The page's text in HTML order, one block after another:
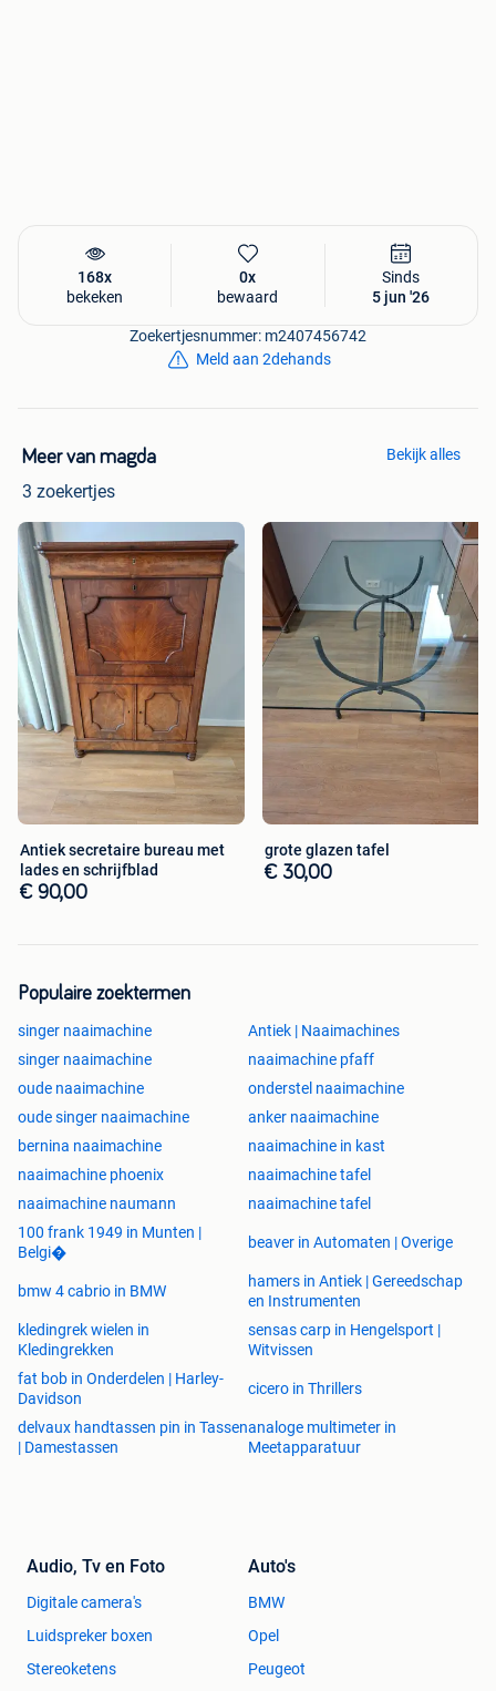
168x
bekeken
0x
bewaard
Sinds
5 jun '26
Zoekertjesnummer: m2407456742
Meld aan 2dehands
Meer van magda
3 zoekertjes
Bekijk alles
Antiek secretaire bureau met
lades en schrijfblad
€ 90,00
grote glazen tafel
€ 30,00
Populaire zoektermen
singer naaimachine
Antiek | Naaimachines
singer naaimachine
naaimachine pfaff
oude naaimachine
onderstel naaimachine
oude singer naaimachine
anker naaimachine
bernina naaimachine
naaimachine in kast
naaimachine phoenix
naaimachine tafel
naaimachine naumann
naaimachine tafel
100 frank 1949 in Munten |
Belgi�
beaver in Automaten | Overige
bmw 4 cabrio in BMW
hamers in Antiek | Gereedschap
en Instrumenten
kledingrek wielen in
Kledingrekken
sensas carp in Hengelsport |
Witvissen
fat bob in Onderdelen | Harley-
Davidson
cicero in Thrillers
delvaux handtassen pin in Tassen
| Damestassen
analoge multimeter in
Meetapparatuur
Audio, Tv en Foto
Digitale camera's
Luidspreker boxen
Stereoketens
Auto's
BMW
Opel
Peugeot